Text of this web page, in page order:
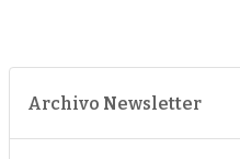
Archivo Newsletter